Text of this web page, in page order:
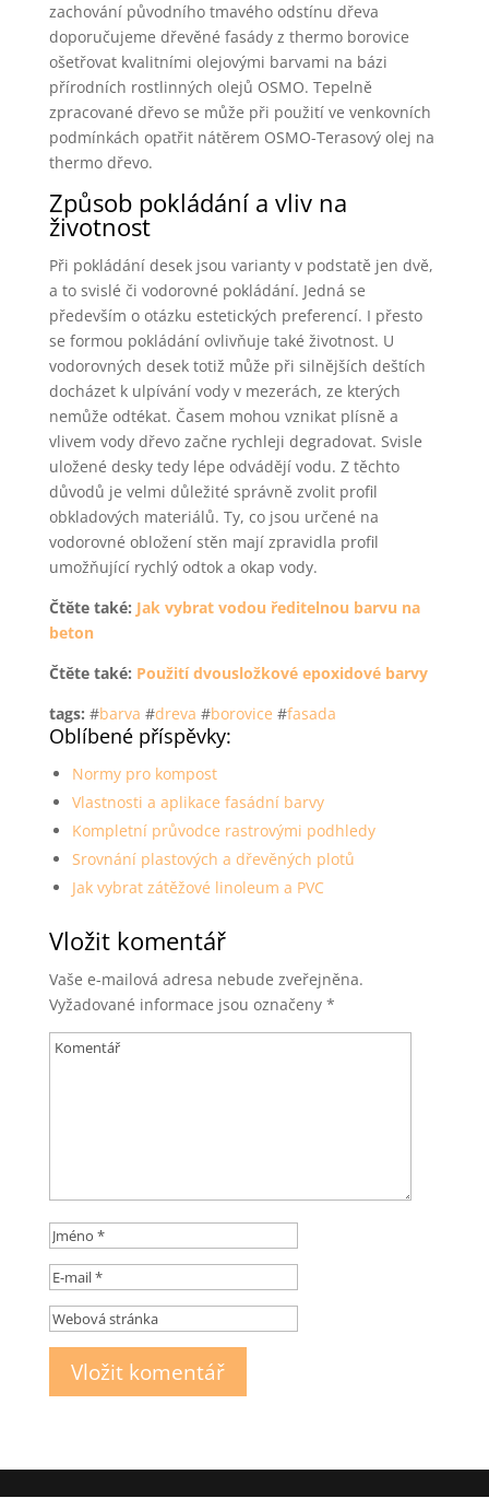
zachování původního tmavého odstínu dřeva
doporučujeme dřevěné fasády z thermo borovice
ošetřovat kvalitními olejovými barvami na bázi
přírodních rostlinných olejů OSMO. Tepelně
zpracované dřevo se může při použití ve venkovních
podmínkách opatřit nátěrem OSMO-Terasový olej na
thermo dřevo.
Způsob pokládání a vliv na
životnost
Při pokládání desek jsou varianty v podstatě jen dvě,
a to svislé či vodorovné pokládání. Jedná se
především o otázku estetických preferencí. I přesto
se formou pokládání ovlivňuje také životnost. U
vodorovných desek totiž může při silnějších deštích
docházet k ulpívání vody v mezerách, ze kterých
nemůže odtékat. Časem mohou vznikat plísně a
vlivem vody dřevo začne rychleji degradovat. Svisle
uložené desky tedy lépe odvádějí vodu. Z těchto
důvodů je velmi důležité správně zvolit profil
obkladových materiálů. Ty, co jsou určené na
vodorovné obložení stěn mají zpravidla profil
umožňující rychlý odtok a okap vody.
Čtěte také: Jak vybrat vodou ředitelnou barvu na
beton
Čtěte také: Použití dvousložkové epoxidové barvy
tags: #barva #dreva #borovice #fasada
Oblíbené příspěvky:
Normy pro kompost
Vlastnosti a aplikace fasádní barvy
Kompletní průvodce rastrovými podhledy
Srovnání plastových a dřevěných plotů
Jak vybrat zátěžové linoleum a PVC
Vložit komentář
Vaše e-mailová adresa nebude zveřejněna.
Vyžadované informace jsou označeny *